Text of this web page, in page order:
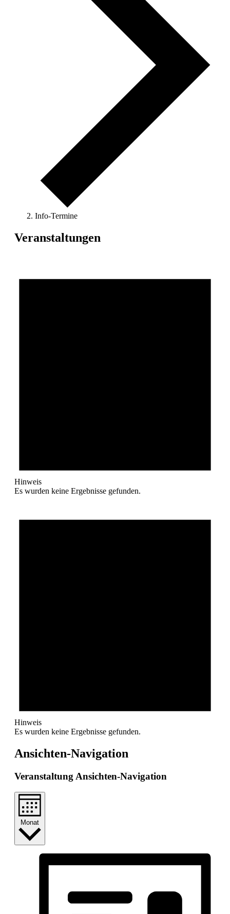
Info-Termine
Veranstaltungen
Hinweis
Es wurden keine Ergebnisse gefunden.
Hinweis
Es wurden keine Ergebnisse gefunden.
Ansichten-Navigation
Veranstaltung Ansichten-Navigation
Monat